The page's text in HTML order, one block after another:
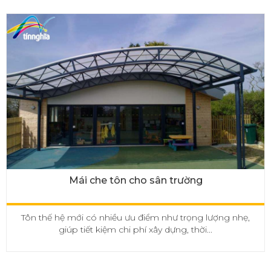
Mái che tôn cho sân trường
Tôn thế hệ mới có nhiều ưu điểm như trọng lượng nhẹ,
giúp tiết kiệm chi phí xây dựng, thời...